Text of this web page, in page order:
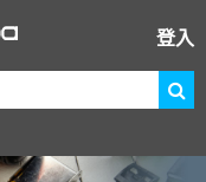
登入